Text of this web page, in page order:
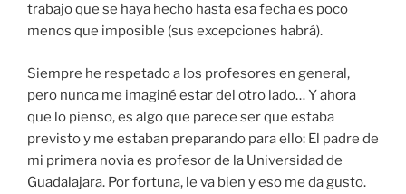
trabajo que se haya hecho hasta esa fecha es poco
menos que imposible (sus excepciones habrá).
Siempre he respetado a los profesores en general,
pero nunca me imaginé estar del otro lado… Y ahora
que lo pienso, es algo que parece ser que estaba
previsto y me estaban preparando para ello: El padre de
mi primera novia es profesor de la Universidad de
Guadalajara. Por fortuna, le va bien y eso me da gusto.